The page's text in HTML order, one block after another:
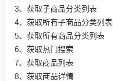
3、获取子商品分类列表
4、获取所有子商品分类列
5、获取所有商品分类列表
6、获取热门搜索
7、获取商品列表
8、获取商品详情